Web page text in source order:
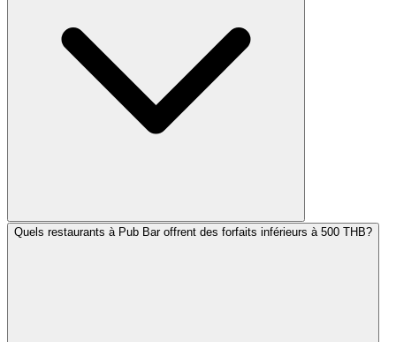
Quels restaurants à Pub Bar offrent des forfaits inférieurs à 500 THB?